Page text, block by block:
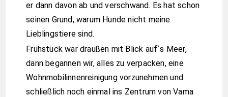
er dann davon ab und verschwand. Es hat schon
seinen Grund, warum Hunde nicht meine
Lieblingstiere sind.
Frühstück war draußen mit Blick auf`s Meer,
dann begannen wir, alles zu verpacken, eine
Wohnmobilinnenreinigung vorzunehmen und
schließlich noch einmal ins Zentrum von Vama